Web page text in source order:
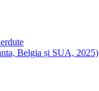
Belgia și SUA, 2025)